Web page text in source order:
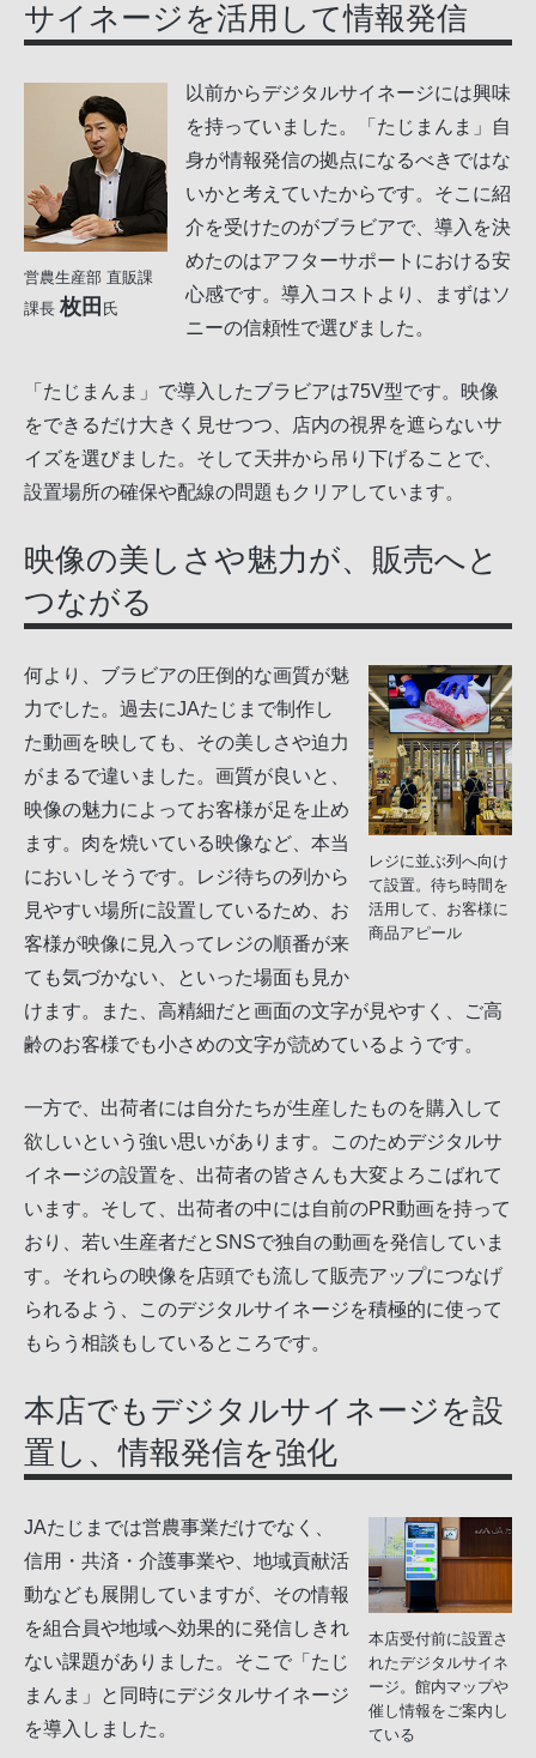
サイネージを活用して情報発信
営農生産部 直販課
課長 枚田 氏
以前からデジタルサイネージには興味
を持っていました。「たじまんま」自
身が情報発信の拠点になるべきではな
いかと考えていたからです。そこに紹
介を受けたのがブラビアで、導入を決
めたのはアフターサポートにおける安
心感です。導入コストより、まずはソ
ニーの信頼性で選びました。
「たじまんま」で導入したブラビアは75V型です。映像
をできるだけ大きく見せつつ、店内の視界を遮らないサ
イズを選びました。そして天井から吊り下げることで、
設置場所の確保や配線の問題もクリアしています。
映像の美しさや魅力が、販売へと
つながる
レジに並ぶ列へ向け
て設置。待ち時間を
活用して、お客様に
商品アピール
何より、ブラビアの圧倒的な画質が魅
力でした。過去にJAたじまで制作し
た動画を映しても、その美しさや迫力
がまるで違いました。画質が良いと、
映像の魅力によってお客様が足を止め
ます。肉を焼いている映像など、本当
においしそうです。レジ待ちの列から
見やすい場所に設置しているため、お
客様が映像に見入ってレジの順番が来
ても気づかない、といった場面も見か
けます。また、高精細だと画面の文字が見やすく、ご高
齢のお客様でも小さめの文字が読めているようです。
一方で、出荷者には自分たちが生産したものを購入して
欲しいという強い思いがあります。このためデジタルサ
イネージの設置を、出荷者の皆さんも大変よろこばれて
います。そして、出荷者の中には自前のPR動画を持って
おり、若い生産者だとSNSで独自の動画を発信していま
す。それらの映像を店頭でも流して販売アップにつなげ
られるよう、このデジタルサイネージを積極的に使って
もらう相談もしているところです。
本店でもデジタルサイネージを設
置し、情報発信を強化
本店受付前に設置さ
れたデジタルサイネ
ージ。館内マップや
催し情報をご案内し
ている
JAたじまでは営農事業だけでなく、
信用・共済・介護事業や、地域貢献活
動なども展開していますが、その情報
を組合員や地域へ効果的に発信しきれ
ない課題がありました。そこで「たじ
まんま」と同時にデジタルサイネージ
を導入しました。